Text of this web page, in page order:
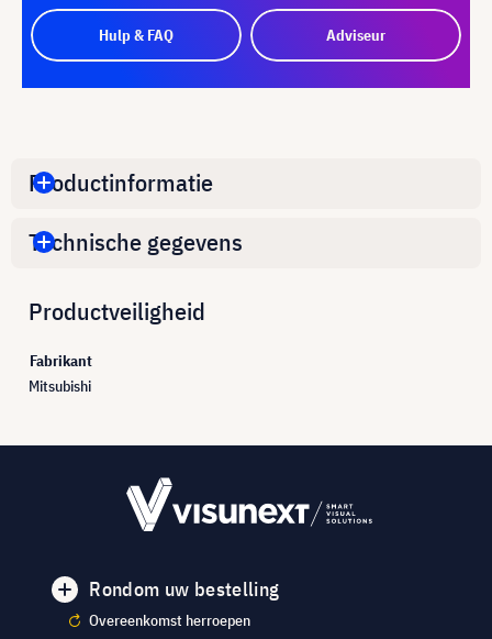
Hulp & FAQ Adviseur
Productinformatie
Technische gegevens
Productveiligheid
Fabrikant
Mitsubishi
Rondom uw bestelling
Overeenkomst herroepen